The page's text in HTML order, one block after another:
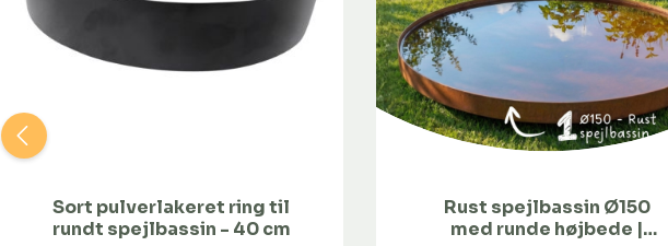
Sort pulverlakeret ring til
rundt spejlbassin - 40 cm
Rust spejlbassin Ø150
med runde højbede |